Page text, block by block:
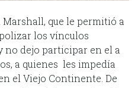
que le permitió a
los vínculos
no dejo participar en el a
a quienes les impedía
el Viejo Continente. De